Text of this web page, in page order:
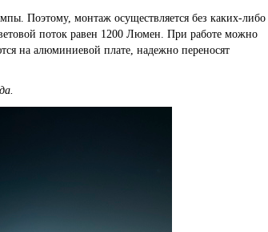
Поэтому, монтаж осуществляется без каких-либо
поток равен 1200 Люмен. При работе можно
на алюминиевой плате, надежно переносят